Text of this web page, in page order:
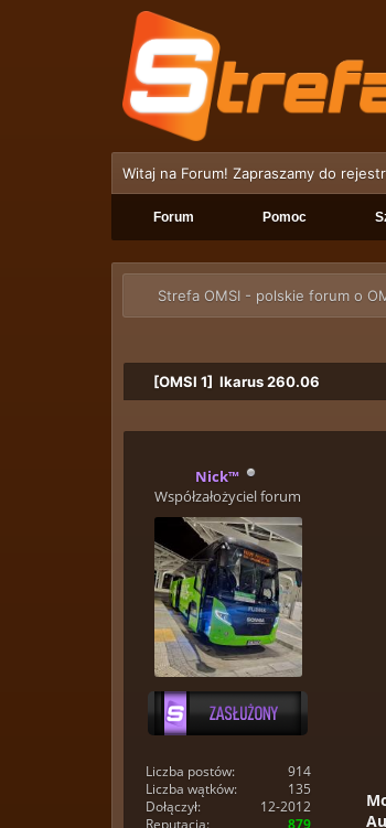
Witaj na Forum! Zapraszamy do
Forum Pomoc
Strefa OMSI - polskie forum o
[OMSI 1] Ikarus 260.06
Nick™
Współzałożyciel forum
Liczba postów:
914
Liczba wątków:
135
Dołączył:
12-2012
Reputacja:
879